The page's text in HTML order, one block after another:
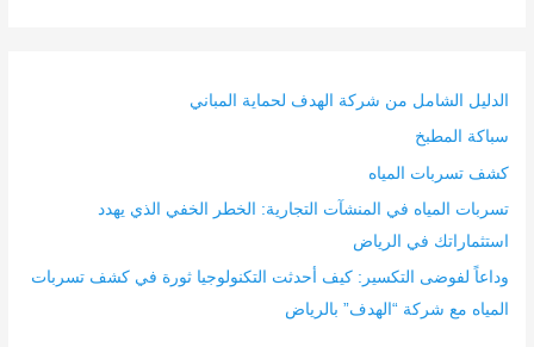
الدليل الشامل من شركة الهدف لحماية المباني
سباكة المطبخ
كشف تسربات المياه
تسربات المياه في المنشآت التجارية: الخطر الخفي الذي يهدد
استثماراتك في الرياض
وداعاً لفوضى التكسير: كيف أحدثت التكنولوجيا ثورة في كشف تسربات
المياه مع شركة “الهدف” بالرياض